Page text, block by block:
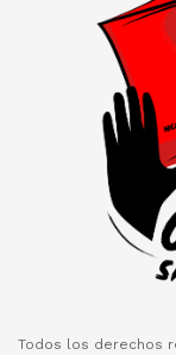
Todos los derechos